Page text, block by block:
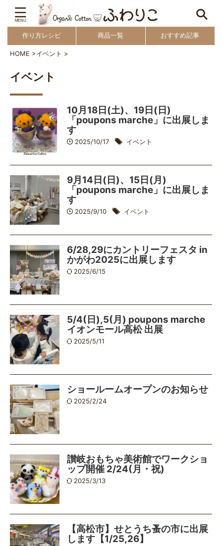
作り方レシピ 商品一覧 おすすめ記事
HOME >イベント >
イベント
10月18日(土)、19日(日)
「poupons marche」に出展しま
す
2025/10/17 イベント
9月14日(日)、15日(月)
「poupons marche」に出展しま
す
2025/9/10 イベント
6/28,29にカントリーフェスタ in
かがわ2025に出展します
2025/6/15
5/4(日),5(月) poupons marche
イオンモール高松 出展
2025/5/11
ショールームオープンのお知らせ
2025/2/24
讃岐おもちゃ美術館でワークショ
ップ開催 2/24(月・祝)
2025/3/13
【高松市】せとうち蚤の市に出展
します【1/25,26】